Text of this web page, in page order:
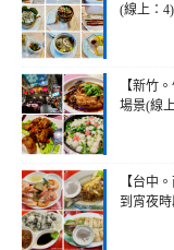
(線上：4)
【新竹
場景(線
【台中
到宵夜